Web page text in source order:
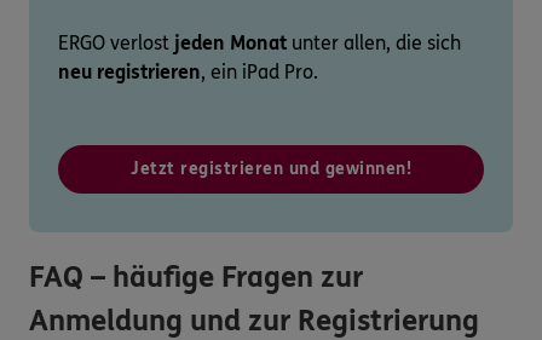
ERGO verlost jeden Monat unter allen, die sich
neu registrieren, ein iPad Pro.
Jetzt registrieren und gewinnen!
FAQ – häufige Fragen zur
Anmeldung und zur Registrierung